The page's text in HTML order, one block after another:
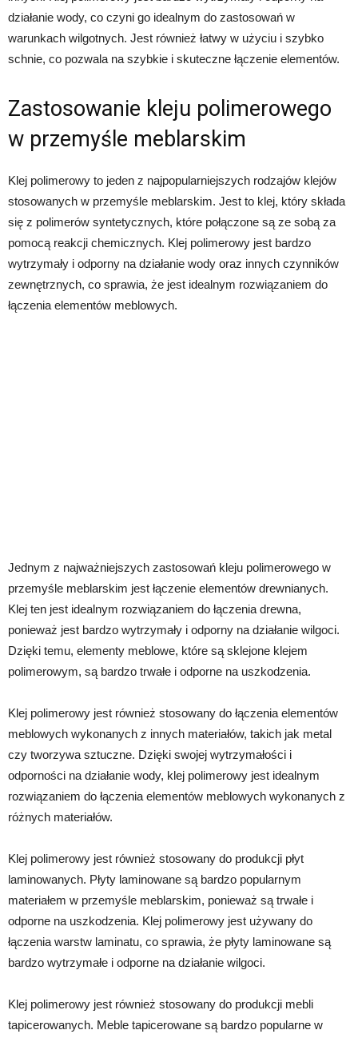
działanie wody, co czyni go idealnym do zastosowań w
warunkach wilgotnych. Jest również łatwy w użyciu i szybko
schnie, co pozwala na szybkie i skuteczne łączenie elementów.
Zastosowanie kleju polimerowego
w przemyśle meblarskim
Klej polimerowy to jeden z najpopularniejszych rodzajów klejów
stosowanych w przemyśle meblarskim. Jest to klej, który składa
się z polimerów syntetycznych, które połączone są ze sobą za
pomocą reakcji chemicznych. Klej polimerowy jest bardzo
wytrzymały i odporny na działanie wody oraz innych czynników
zewnętrznych, co sprawia, że jest idealnym rozwiązaniem do
łączenia elementów meblowych.
Jednym z najważniejszych zastosowań kleju polimerowego w
przemyśle meblarskim jest łączenie elementów drewnianych.
Klej ten jest idealnym rozwiązaniem do łączenia drewna,
ponieważ jest bardzo wytrzymały i odporny na działanie wilgoci.
Dzięki temu, elementy meblowe, które są sklejone klejem
polimerowym, są bardzo trwałe i odporne na uszkodzenia.
Klej polimerowy jest również stosowany do łączenia elementów
meblowych wykonanych z innych materiałów, takich jak metal
czy tworzywa sztuczne. Dzięki swojej wytrzymałości i
odporności na działanie wody, klej polimerowy jest idealnym
rozwiązaniem do łączenia elementów meblowych wykonanych z
różnych materiałów.
Klej polimerowy jest również stosowany do produkcji płyt
laminowanych. Płyty laminowane są bardzo popularnym
materiałem w przemyśle meblarskim, ponieważ są trwałe i
odporne na uszkodzenia. Klej polimerowy jest używany do
łączenia warstw laminatu, co sprawia, że płyty laminowane są
bardzo wytrzymałe i odporne na działanie wilgoci.
Klej polimerowy jest również stosowany do produkcji mebli
tapicerowanych. Meble tapicerowane są bardzo popularne w